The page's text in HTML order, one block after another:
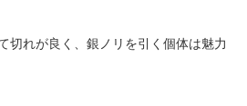
切れが良く、銀ノリを引く個体は魅力